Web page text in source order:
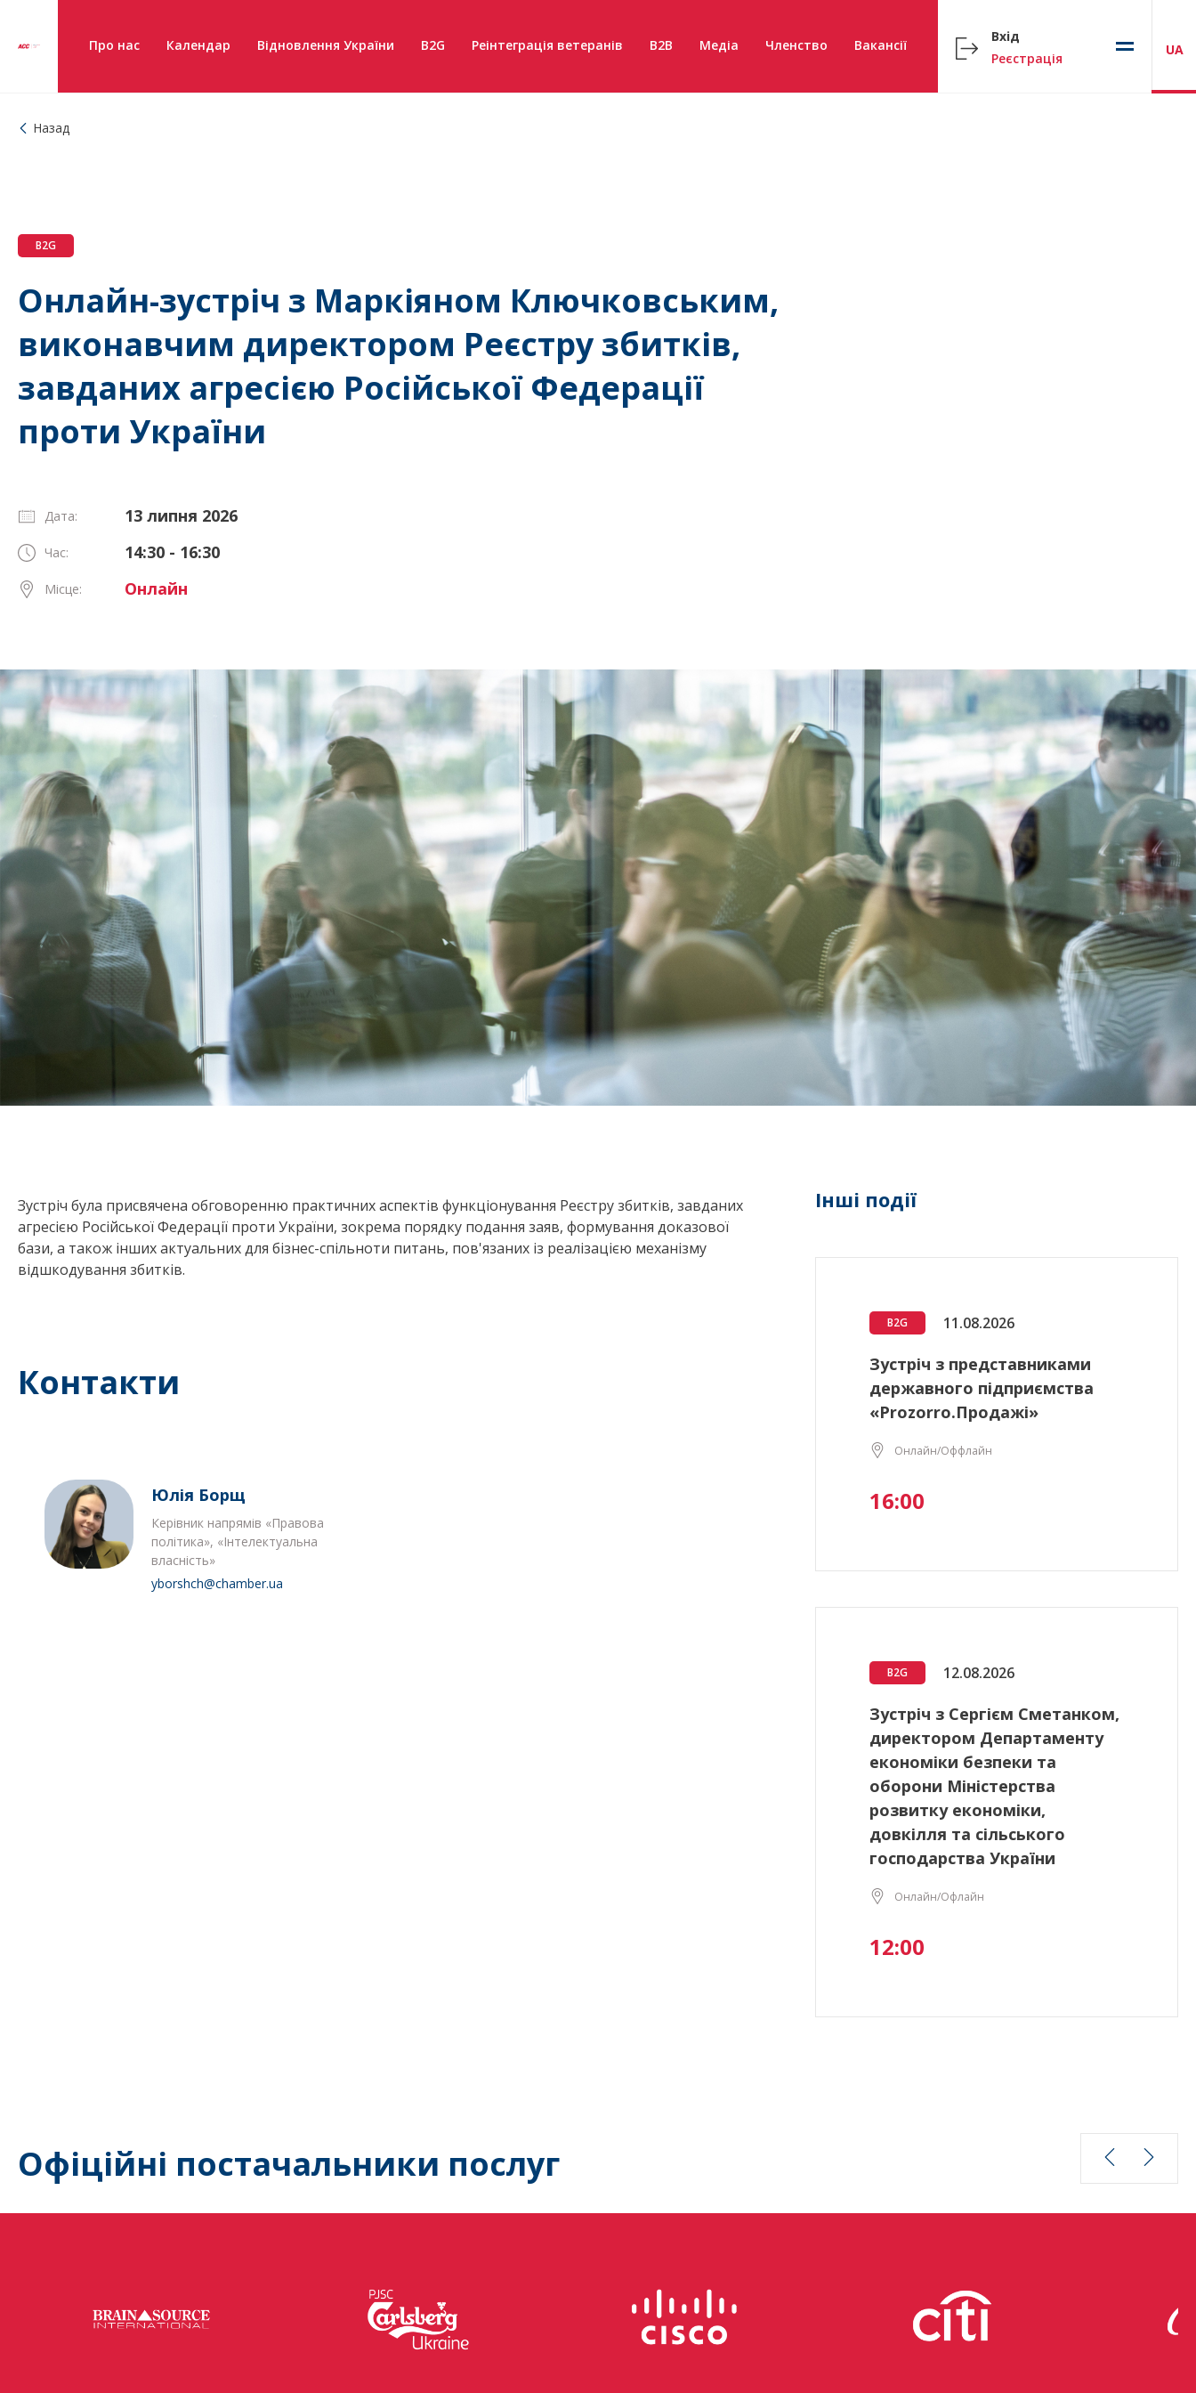
Про нас Календар Відновлення України B2G Реінтеграція ветеранів B2B Медіа Членство Вакансії
Вхід
Реєстрація
UA
Назад
B2G
Онлайн-зустріч з Маркіяном Ключковським,
виконавчим директором Реєстру збитків,
завданих агресією Російської Федерації
проти України
Дата: 13 липня 2026
Час: 14:30 - 16:30
Місце: Онлайн
Зустріч була присвячена обговоренню практичних аспектів функціонування Реєстру збитків, завданих
агресією Російської Федерації проти України, зокрема порядку подання заяв, формування доказової
бази, а також інших актуальних для бізнес-спільноти питань, пов'язаних із реалізацією механізму
відшкодування збитків.
Контакти
Юлія Борщ
Керівник напрямів «Правова
політика», «Інтелектуальна
власність»
yborshch@chamber.ua
Інші події
B2G 11.08.2026
Зустріч з представниками
державного підприємства
«Prozorro.Продажі»
Онлайн/Оффлайн
16:00
B2G 12.08.2026
Зустріч з Сергієм Сметанком,
директором Департаменту
економіки безпеки та
оборони Міністерства
розвитку економіки,
довкілля та сільського
господарства України
Онлайн/Офлайн
12:00
Офіційні постачальники послуг